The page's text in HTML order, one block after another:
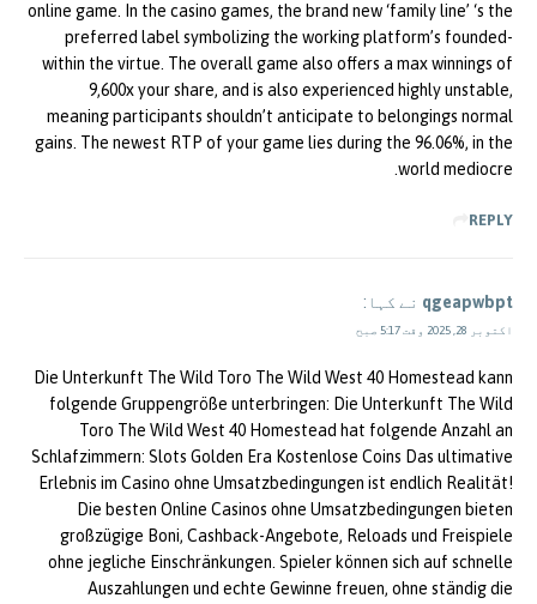
online game. In the casino games, the brand new ‘family line’ ‘s the
preferred label symbolizing the working platform’s founded-
within the virtue. The overall game also offers a max winnings of
9,600x your share, and is also experienced highly unstable,
meaning participants shouldn’t anticipate to belongings normal
gains. The newest RTP of your game lies during the 96.06%, in the
world mediocre.
REPLY
qgeapwbpt نے کہا:
اکتوبر 28, 2025 وقت 5:17 صبح
Die Unterkunft The Wild Toro The Wild West 40 Homestead kann
folgende Gruppengröße unterbringen: Die Unterkunft The Wild
Toro The Wild West 40 Homestead hat folgende Anzahl an
Schlafzimmern: Slots Golden Era Kostenlose Coins Das ultimative
Erlebnis im Casino ohne Umsatzbedingungen ist endlich Realität!
Die besten Online Casinos ohne Umsatzbedingungen bieten
großzügige Boni, Cashback-Angebote, Reloads und Freispiele
ohne jegliche Einschränkungen. Spieler können sich auf schnelle
Auszahlungen und echte Gewinne freuen, ohne ständig die